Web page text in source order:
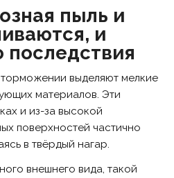
пыль и
и
последствия
выделяют мелкие
материалов. Эти
и из-за высокой
поверхностей частично
в твёрдый нагар.
внешнего вида, такой